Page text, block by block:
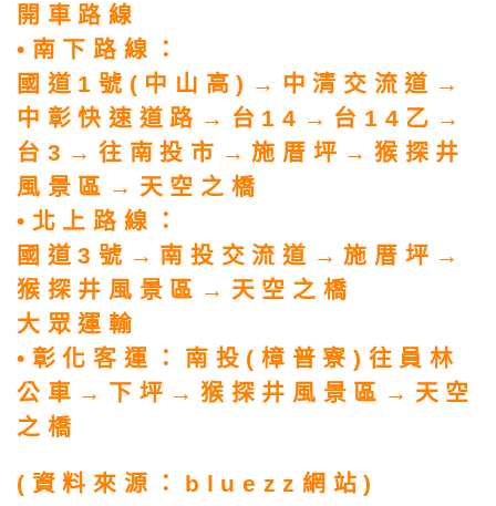
開車路線
•南下路線：
國道1號(中山高)→中清交流道→
中彰快速道路→台14→台14乙→
台3→往南投市→施厝坪→猴探井
風景區→天空之橋
•北上路線：
國道3號→南投交流道→施厝坪→
猴探井風景區→天空之橋
大眾運輸
•彰化客運：南投(樟普寮)往員林
公車→下坪→猴探井風景區→天空
之橋
(資料來源：bluezz網站)